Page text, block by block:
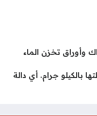
وأوراق تخزن الماء
بالكيلو جرام. أي دالة